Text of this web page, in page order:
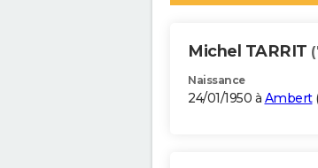
Michel TARRIT
Naissance
24/01/1950 à Ambert